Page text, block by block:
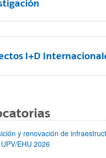
I+D
y renovación de
EHU 2026